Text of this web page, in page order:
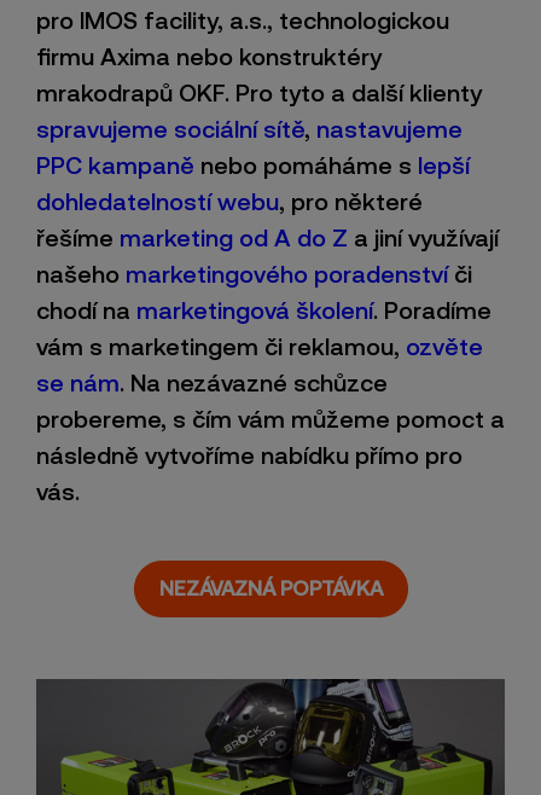
pro IMOS facility, a.s., technologickou
firmu Axima nebo konstruktéry
mrakodrapů OKF. Pro tyto a další klienty
spravujeme sociální sítě, nastavujeme
PPC kampaně nebo pomáháme s lepší
dohledatelností webu, pro některé
řešíme marketing od A do Z a jiní využívají
našeho marketingového poradenstvíči
chodí na marketingová školení. Poradíme
vám s marketingem či reklamou, ozvěte
se nám. Na nezávazné schůzce
probereme, s čím vám můžeme pomoct a
následně vytvoříme nabídku přímo pro
vás.
NEZÁVAZNÁ POPTÁVKA